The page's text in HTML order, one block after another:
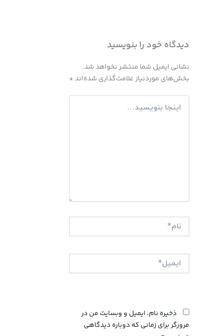
دیدگاه‌ خود را بنویسید
نشانی ایمیل شما منتشر نخواهد شد.
بخش‌های موردنیاز علامت‌گذاری شده‌اند *
اینجا
بنویسید…
نام*
ایمیل*
ذخیره نام، ایمیل و وبسایت من در
مرورگر برای زمانی که دوباره دیدگاهی